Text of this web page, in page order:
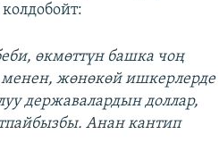
өкмөттүн башка чоң
жөнөкөй ишкерлерде
державалардын доллар,
Анан кантип